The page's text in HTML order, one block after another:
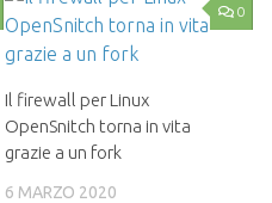
0
Il firewall per Linux
OpenSnitch torna in vita
grazie a un fork
6 MARZO 2020